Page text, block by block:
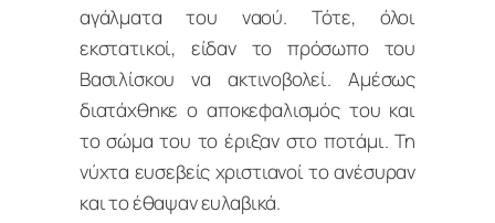
αγάλματα του ναού. Τότε, όλοι
εκστατικοί, είδαν το πρόσωπο του
Βασιλίσκου να ακτινοβολεί. Αμέσως
διατάχθηκε ο αποκεφαλισμός του και
το σώμα του το έριξαν στο ποτάμι. Τη
νύχτα ευσεβείς χριστιανοί το ανέσυραν
και το έθαψαν ευλαβικά.